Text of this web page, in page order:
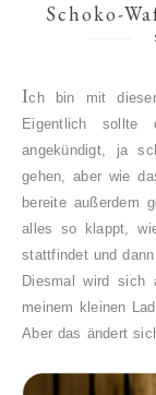
Schoko-
Ich bin mit
Eigentlich
angekündigt, ja
gehen, aber wie
bereite außerdem
alles so klappt,
stattfindet und
Diesmal wird sich
meinem kleinen
Aber das ändert